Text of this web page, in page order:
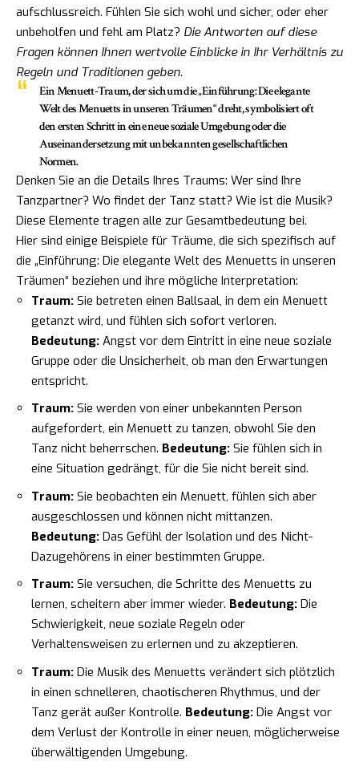
aufschlussreich. Fühlen Sie sich wohl und sicher, oder eher
unbeholfen und fehl am Platz? Die Antworten auf diese
Fragen können Ihnen wertvolle Einblicke in Ihr Verhältnis zu
Regeln und Traditionen geben.
Ein Menuett-Traum, der sich um die „Einführung: Die elegante
Welt des Menuetts in unseren Träumen“ dreht, symbolisiert oft
den ersten Schritt in eine neue soziale Umgebung oder die
Auseinandersetzung mit unbekannten gesellschaftlichen
Normen.
Denken Sie an die Details Ihres Traums: Wer sind Ihre
Tanzpartner? Wo findet der Tanz statt? Wie ist die Musik?
Diese Elemente tragen alle zur Gesamtbedeutung bei.
Hier sind einige Beispiele für Träume, die sich spezifisch auf
die „Einführung: Die elegante Welt des Menuetts in unseren
Träumen“ beziehen und ihre mögliche Interpretation:
Traum: Sie betreten einen Ballsaal, in dem ein Menuett
getanzt wird, und fühlen sich sofort verloren.
Bedeutung: Angst vor dem Eintritt in eine neue soziale
Gruppe oder die Unsicherheit, ob man den Erwartungen
entspricht.
Traum: Sie werden von einer unbekannten Person
aufgefordert, ein Menuett zu tanzen, obwohl Sie den
Tanz nicht beherrschen. Bedeutung: Sie fühlen sich in
eine Situation gedrängt, für die Sie nicht bereit sind.
Traum: Sie beobachten ein Menuett, fühlen sich aber
ausgeschlossen und können nicht mittanzen.
Bedeutung: Das Gefühl der Isolation und des Nicht-
Dazugehörens in einer bestimmten Gruppe.
Traum: Sie versuchen, die Schritte des Menuetts zu
lernen, scheitern aber immer wieder. Bedeutung: Die
Schwierigkeit, neue soziale Regeln oder
Verhaltensweisen zu erlernen und zu akzeptieren.
Traum: Die Musik des Menuetts verändert sich plötzlich
in einen schnelleren, chaotischeren Rhythmus, und der
Tanz gerät außer Kontrolle. Bedeutung: Die Angst vor
dem Verlust der Kontrolle in einer neuen, möglicherweise
überwältigenden Umgebung.